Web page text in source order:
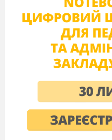
Себе я
І те, що
Бо кожен атом,
Так само
нерозривна,
б) утвердження
надлюдини;
в) утвердження
винятковості;
г)
Творчість якого